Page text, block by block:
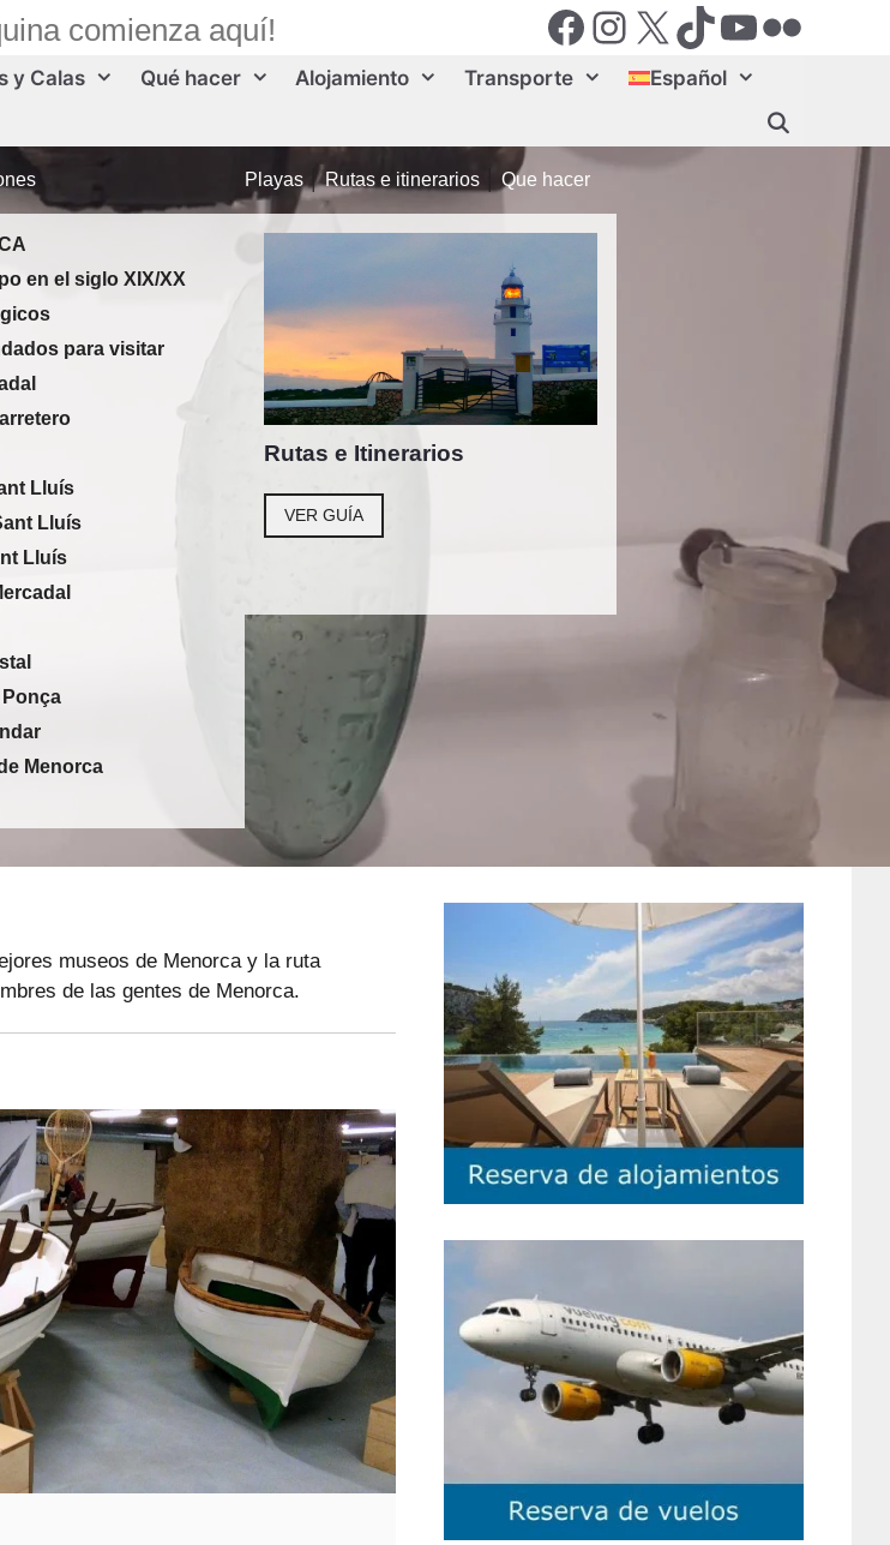
Facebook
Instagram
X (Twiter)
TikTok
YouTube
Flickr
comienza aquí!
y Calas Qué hacer Alojamiento Transporte Español
en el siglo XIX/XX
para visitar
Lluís
Lluís
Lluís
Menorca
Playas │Rutas e itinerarios Que hacer
Rutas e Itinerarios
VER GUÍA
museos de Menorca y la ruta
de las gentes de Menorca.